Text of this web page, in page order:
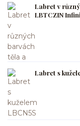
Labret v
LBTCZIN
Labret s